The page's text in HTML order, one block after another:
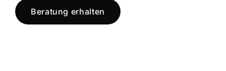
Beratung erhalten